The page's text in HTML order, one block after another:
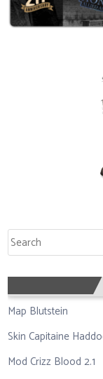
Rechercher
Map Blutstein
Skin Capitaine
Mod Crizz Blood 2.1